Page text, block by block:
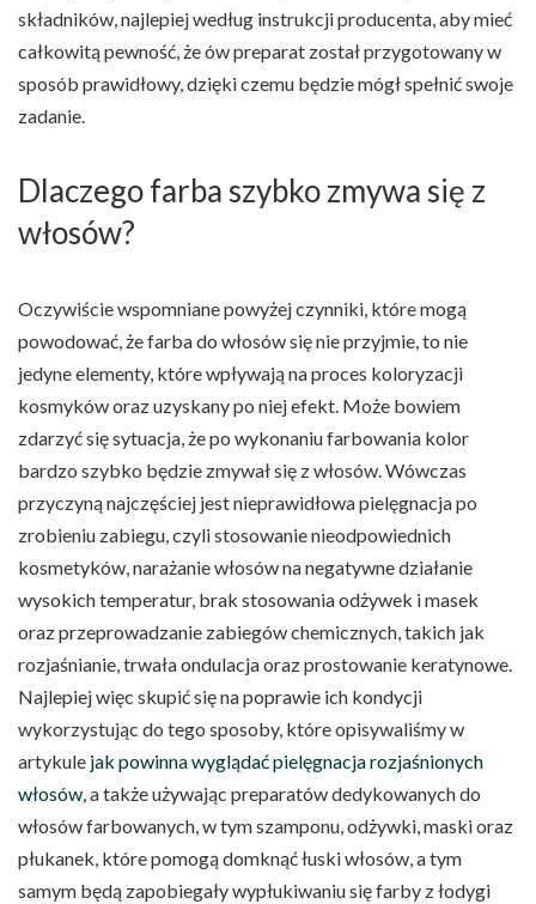
składników, najlepiej według instrukcji producenta, aby mieć
całkowitą pewność, że ów preparat został przygotowany w
sposób prawidłowy, dzięki czemu będzie mógł spełnić swoje
zadanie.
Dlaczego farba szybko zmywa się z
włosów?
Oczywiście wspomniane powyżej czynniki, które mogą
powodować, że farba do włosów się nie przyjmie, to nie
jedyne elementy, które wpływają na proces koloryzacji
kosmyków oraz uzyskany po niej efekt. Może bowiem
zdarzyć się sytuacja, że po wykonaniu farbowania kolor
bardzo szybko będzie zmywał się z włosów. Wówczas
przyczyną najczęściej jest nieprawidłowa pielęgnacja po
zrobieniu zabiegu, czyli stosowanie nieodpowiednich
kosmetyków, narażanie włosów na negatywne działanie
wysokich temperatur, brak stosowania odżywek i masek
oraz przeprowadzanie zabiegów chemicznych, takich jak
rozjaśnianie, trwała ondulacja oraz prostowanie keratynowe.
Najlepiej więc skupić się na poprawie ich kondycji
wykorzystując do tego sposoby, które opisywaliśmy w
artykule jak powinna wyglądać pielęgnacja rozjaśnionych
włosów, a także używając preparatów dedykowanych do
włosów farbowanych, w tym szamponu, odżywki, maski oraz
płukanek, które pomogą domknąć łuski włosów, a tym
samym będą zapobiegały wypłukiwaniu się farby z łodygi